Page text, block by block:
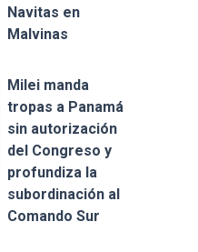
Navitas en
Malvinas
Milei manda
tropas a Panamá
sin autorización
del Congreso y
profundiza la
subordinación al
Comando Sur